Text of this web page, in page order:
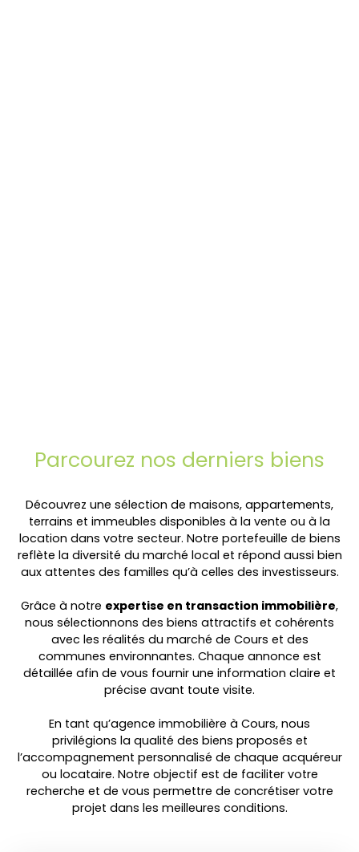
Parcourez nos derniers biens
Découvrez une sélection de maisons, appartements,
terrains et immeubles disponibles à la vente ou à la
location dans votre secteur. Notre portefeuille de biens
reflète la diversité du marché local et répond aussi bien
aux attentes des familles qu’à celles des investisseurs.
Grâce à notre expertise en transaction immobilière,
nous sélectionnons des biens attractifs et cohérents
avec les réalités du marché de Cours et des
communes environnantes. Chaque annonce est
détaillée afin de vous fournir une information claire et
précise avant toute visite.
En tant qu’agence immobilière à Cours, nous
privilégions la qualité des biens proposés et
l’accompagnement personnalisé de chaque acquéreur
ou locataire. Notre objectif est de faciliter votre
recherche et de vous permettre de concrétiser votre
projet dans les meilleures conditions.